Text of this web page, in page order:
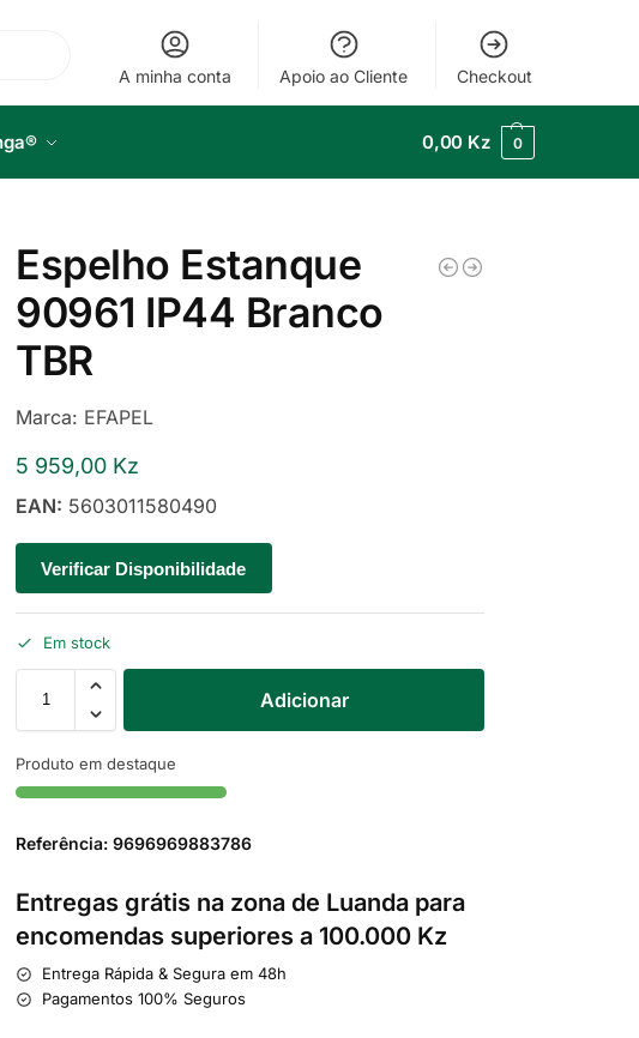
A minha conta Apoio ao Cliente Checkout
0,00 Kz 0
Espelho Estanque
90961 IP44 Branco
TBR
Marca: EFAPEL
5 959,00 Kz
EAN: 5603011580490
Verificar Disponibilidade
Em stock
Adicionar
Produto em destaque
Referência: 9696969883786
Entregas grátis na zona de Luanda para
encomendas superiores a 100.000 Kz
Entrega Rápida & Segura em 48h
Pagamentos 100% Seguros